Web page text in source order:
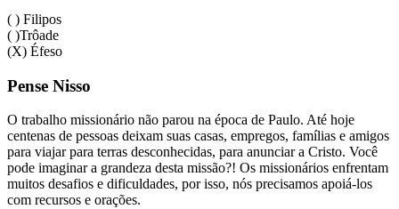
( ) Filipos
( )Trôade
(X) Éfeso
Pense Nisso
O trabalho missionário não parou na época de Paulo. Até hoje
centenas de pessoas deixam suas casas, empregos, famílias e amigos
para viajar para terras desconhecidas, para anunciar a Cristo. Você
pode imaginar a grandeza desta missão?! Os missionários enfrentam
muitos desafios e dificuldades, por isso, nós precisamos apoiá-los
com recursos e orações.